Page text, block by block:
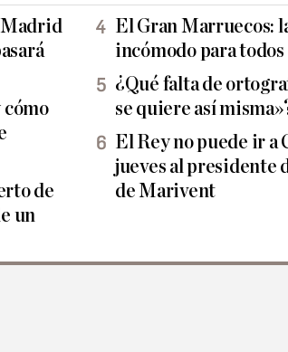
Madrid
cómo
de
un
El Gran Marruecos:
incómodo para todos
¿Qué falta de
se quiere así
El Rey no puede ir a
jueves al presidente
de Marivent